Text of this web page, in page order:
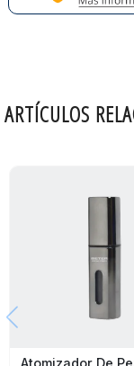
ARTÍCULOS